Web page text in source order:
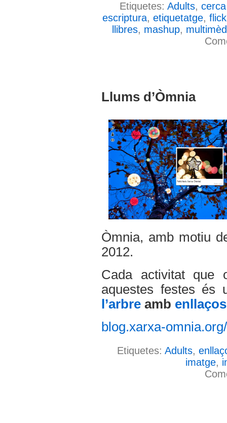
Etiquetes: Adults,
escriptura, etiquetatge,
llibres, mashup,
Llums d’Òmnia
Òmnia, amb motiu
2012.
Cada activitat que
aquestes festes
l’arbre amb
blog.xarxa-
Etiquetes: Adults,
imatge,